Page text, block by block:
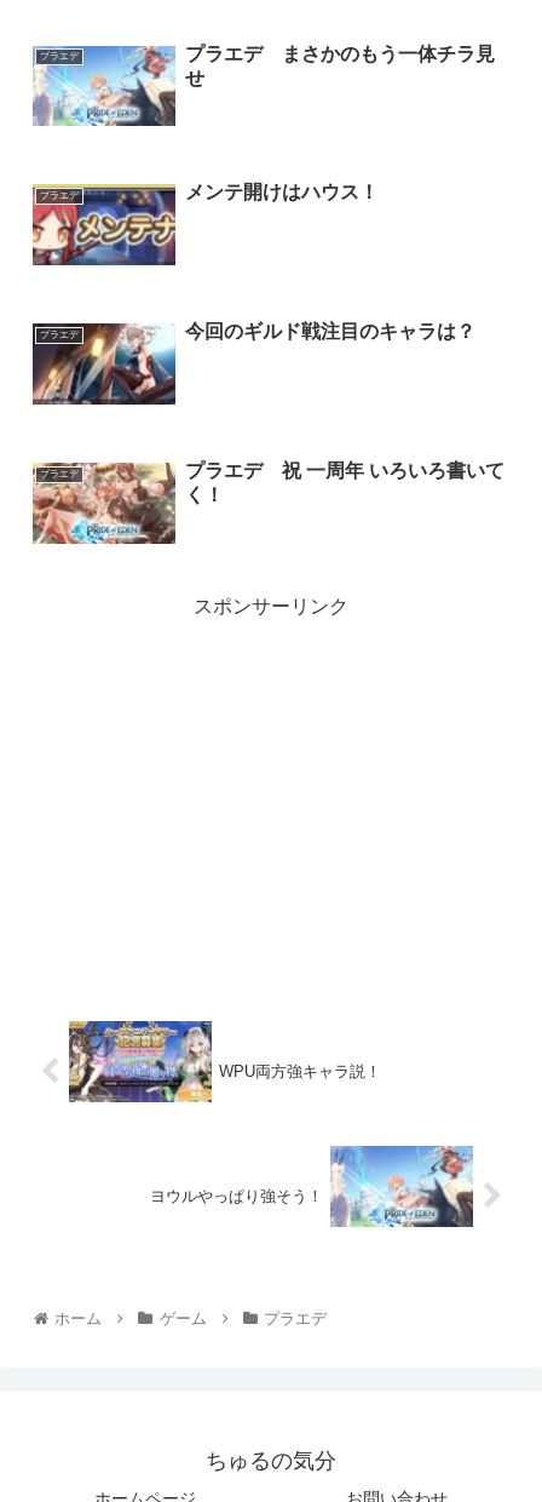
プラエデ
プラエデ まさかのもう一体チラ見
せ
プラエデ メンテ開けはハウス！
プラエデ 今回のギルド戦注目のキャラは？
プラエデ
プラエデ 祝 一周年 いろいろ書いて
く！
スポンサーリンク
WPU両方強キャラ説！
ヨウルやっぱり強そう！
ホーム ゲーム プラエデ
ちゅるの気分
ホームページ お問い合わせ